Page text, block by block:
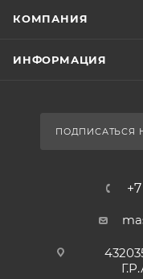
КОМПАНИЯ
ИНФОРМАЦИЯ
ПОДПИСАТЬСЯ